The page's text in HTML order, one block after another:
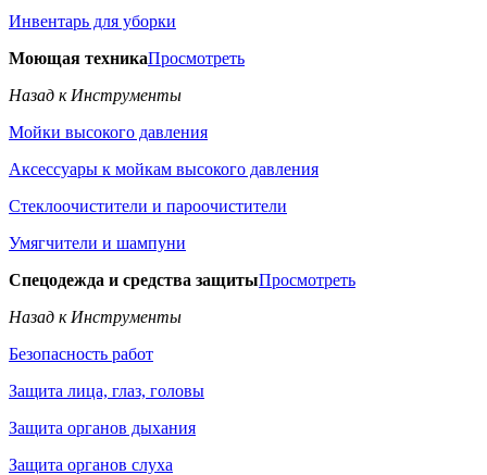
Инвентарь для уборки
Моющая техникаПросмотреть
Назад к Инструменты
Мойки высокого давления
Аксессуары к мойкам высокого давления
Стеклоочистители и пароочистители
Умягчители и шампуни
Спецодежда и средства защитыПросмотреть
Назад к Инструменты
Безопасность работ
Защита лица, глаз, головы
Защита органов дыхания
Защита органов слуха